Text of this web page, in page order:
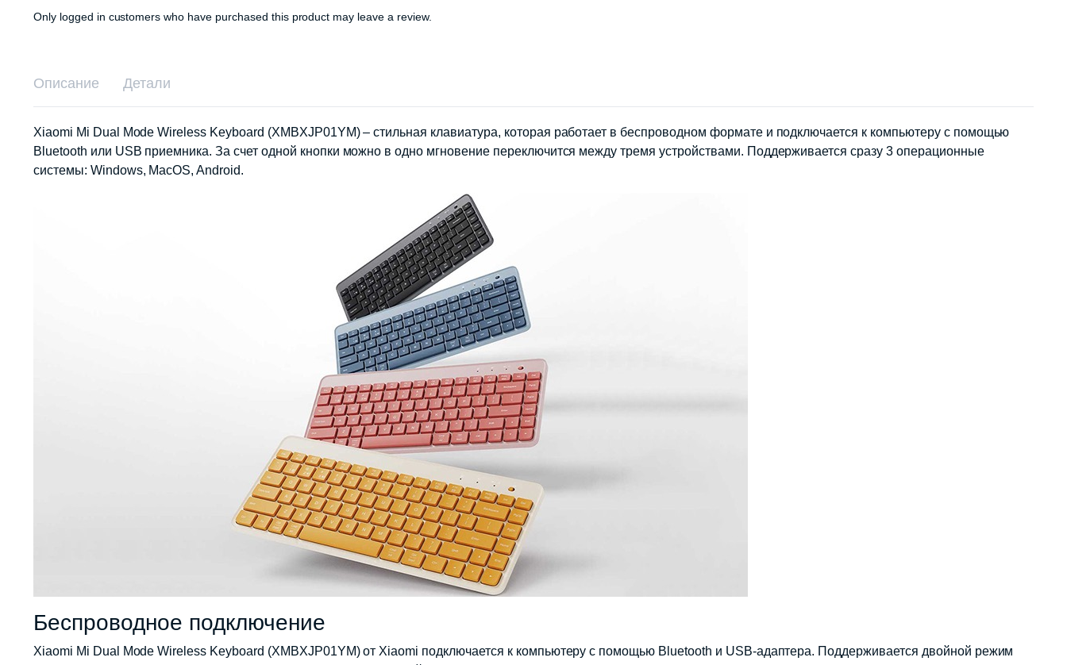
Only logged in customers who have purchased this product may leave a review.
Описание Детали
Xiaomi Mi Dual Mode Wireless Keyboard (XMBXJP01YM) – стильная клавиатура, которая работает в беспроводном формате и подключается к компьютеру с помощью
Bluetooth или USB приемника. За счет одной кнопки можно в одно мгновение переключится между тремя устройствами. Поддерживается сразу 3 операционные
системы: Windows, MacOS, Android.
Беспроводное подключение
Xiaomi Mi Dual Mode Wireless Keyboard (XMBXJP01YM) от Xiaomi подключается к компьютеру с помощью Bluetooth и USB-адаптера. Поддерживается двойной режим